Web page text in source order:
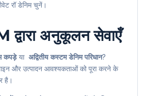
रॉ डेनिम चुनें।
द्वारा अनुकूलन सेवाएँ
कपड़ेया अद्वितीय कस्टम डेनिम परिधान?
और उत्पादन आवश्यकताओं को पूरा करने के
है।